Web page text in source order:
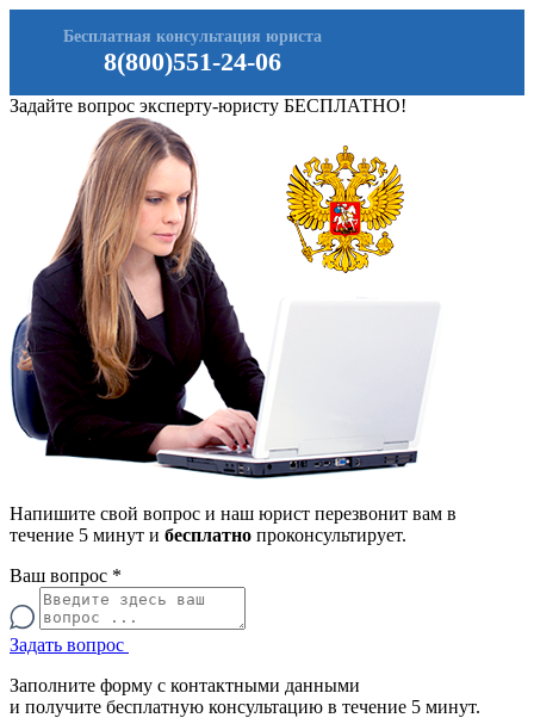
8(800)551-24-06
Бесплатная консультация юриста
Задайте вопрос эксперту-юристу БЕСПЛАТНО!
Напишите свой вопрос и наш юрист перезвонит вам в
течение 5 минут и бесплатно проконсультирует.
Ваш вопрос *
Задать вопрос
Заполните форму с контактными данными
и получите бесплатную консультацию в течение 5 минут.